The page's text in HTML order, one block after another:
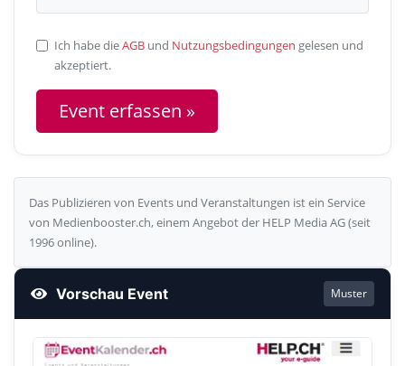
Ich habe dieAGB und Nutzungsbedingungen gelesen und
akzeptiert.
Das Publizieren von Events und Veranstaltungen ist ein Service
von Medienbooster.ch, einem Angebot der HELP Media AG (seit
1996 online).
Vorschau Event Muster